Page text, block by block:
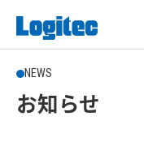
NEWS
お知らせ